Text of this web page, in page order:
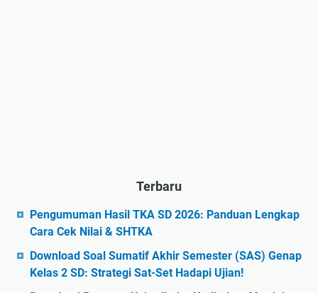
Terbaru
Pengumuman Hasil TKA SD 2026: Panduan Lengkap
Cara Cek Nilai & SHTKA
Download Soal Sumatif Akhir Semester (SAS) Genap
Kelas 2 SD: Strategi Sat-Set Hadapi Ujian!